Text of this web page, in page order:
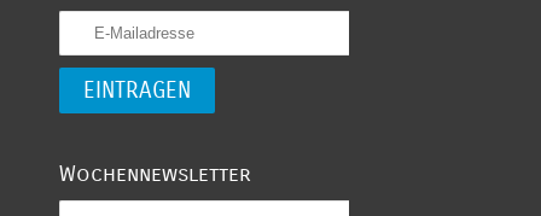
Wochennewsletter